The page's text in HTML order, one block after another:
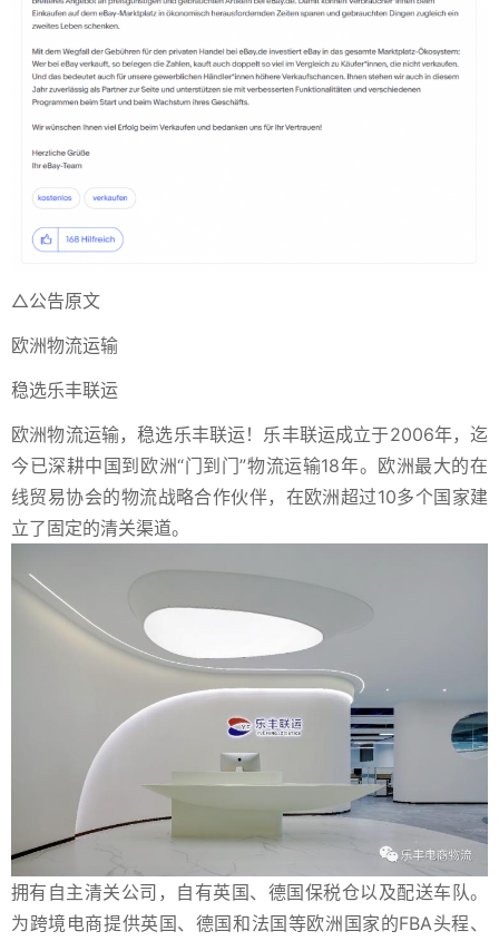
△公告原文
欧洲物流运输
稳选乐丰联运
欧洲物流运输，稳选乐丰联运！ 乐丰联运成立于2006年，迄
今已深耕中国到欧洲“门到门”物流运输18年。欧洲最大的在
线贸易协会的物流战略合作伙伴，在欧洲超过10多个国家建
立了固定的清关渠道。
拥有自主清关公司，自有英国、德国保税仓以及配送车队。
为跨境电商提供英国、德国和法国等欧洲国家的FBA头程、